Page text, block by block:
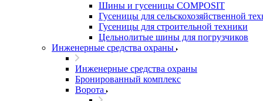
Шины и гусеницы COMPOSIT
Гусеницы для сельскохозяйственной
Гусеницы для строительной техники
Цельнолитые шины для погрузчиков
Инженерные средства охраны
Инженерные средства охраны
Бронированный комплекс
Ворота